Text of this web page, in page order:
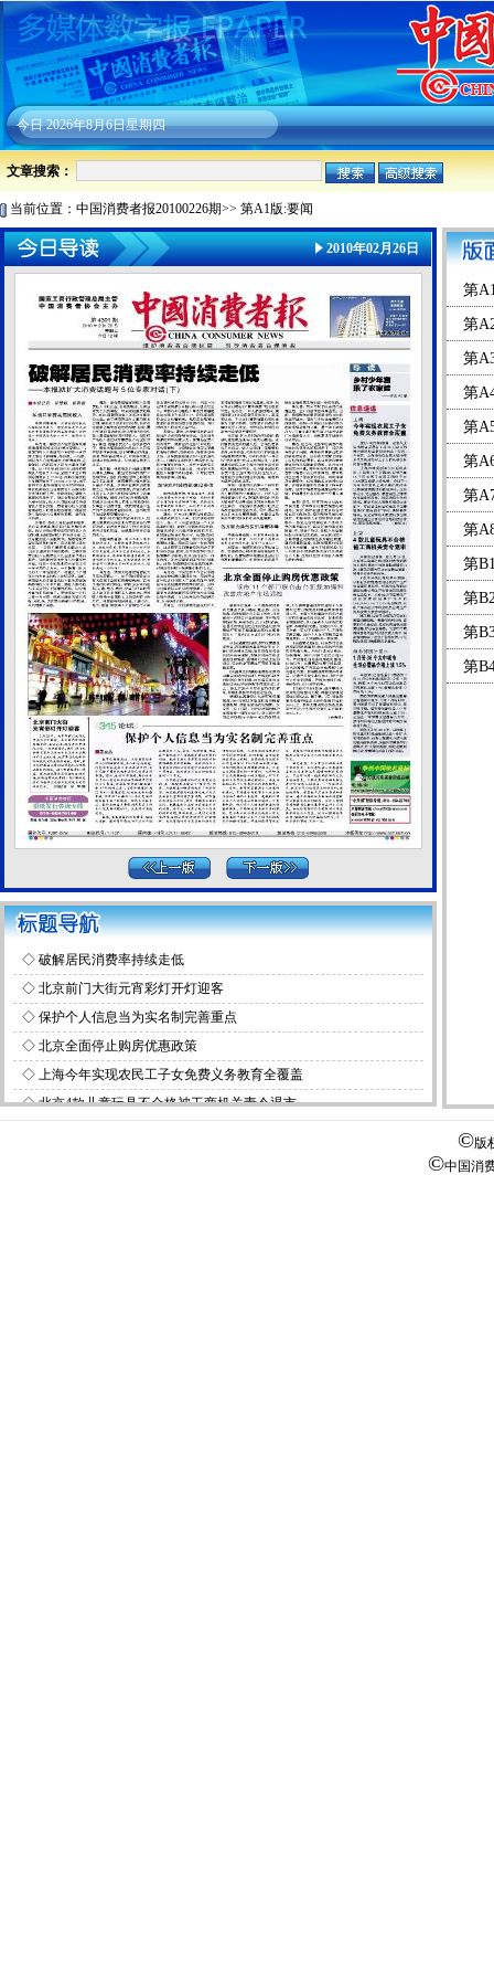
今日2026年8月6日星期四
文章搜索：
当前位置： 中国消费者报20100226期>> 第A1版:要闻
2010年02月26日
◇ 破解居民消费率持续走低
◇ 北京前门大街元宵彩灯开灯迎客
◇ 保护个人信息当为实名制完善重点
◇ 北京全面停止购房优惠政策
◇ 上海今年实现农民工子女免费义务教育全覆盖
◇北京4款儿童玩具不合格被工商机关责令退市
第
第
第
第
第
第
第
第
第
第
第
第
©版
©中国消